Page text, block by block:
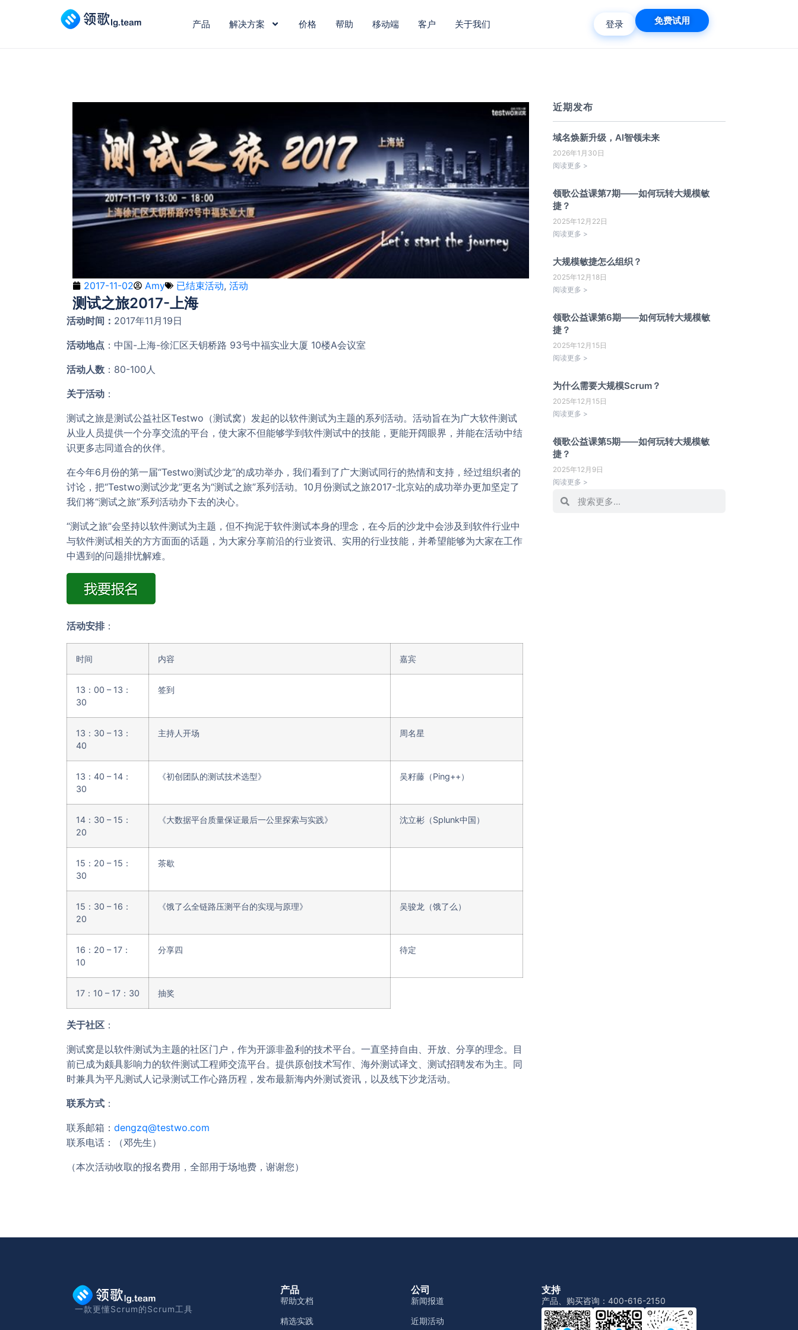
产品 解决方案 价格 帮助 移动端 客户 关于我们 登录 免费试用
2017-11-02 Amy 已结束活动, 活动
测试之旅2017-上海
活动时间： 2017年11月19日
活动地点 ：中国-上海-徐汇区天钥桥路 93号中福实业大厦 10楼A会议室
活动人数 ：80-100人
关于活动 ：
测试之旅是测试公益社区Testwo（测试窝）发起的以软件测试为主题的系列活动。活动旨在为广大软件测试
从业人员提供一个分享交流的平台，使大家不但能够学到软件测试中的技能，更能开阔眼界，并能在活动中结
识更多志同道合的伙伴。
在今年6月份的第一届“Testwo测试沙龙”的成功举办，我们看到了广大测试同行的热情和支持，经过组织者的
讨论，把“Testwo测试沙龙”更名为“测试之旅”系列活动。10月份测试之旅2017-北京站的成功举办更加坚定了
我们将“测试之旅”系列活动办下去的决心。
“测试之旅”会坚持以软件测试为主题，但不拘泥于软件测试本身的理念，在今后的沙龙中会涉及到软件行业中
与软件测试相关的方方面面的话题，为大家分享前沿的行业资讯、实用的行业技能，并希望能够为大家在工作
中遇到的问题排忧解难。
活动安排：
时间 内容 嘉宾
13：00 – 13：
30
签到
13：30 – 13：
40
主持人开场 周名星
13：40 – 14：
30
《初创团队的测试技术选型》 吴籽藤（Ping++）
14：30 – 15：
20
《大数据平台质量保证最后一公里探索与实践》 沈立彬（Splunk中国）
15：20 – 15：
30
茶歇
15：30 – 16：
20
《饿了么全链路压测平台的实现与原理》 吴骏龙（饿了么）
16：20 – 17：
10
分享四 待定
17：10 – 17：30 抽奖
关于社区 ：
测试窝是以软件测试为主题的社区门户，作为开源非盈利的技术平台。一直坚持自由、开放、分享的理念。目
前已成为颇具影响力的软件测试工程师交流平台。提供原创技术写作、海外测试译文、测试招聘发布为主。同
时兼具为平凡测试人记录测试工作心路历程，发布最新海内外测试资讯，以及线下沙龙活动。
联系方式 ：
联系邮箱： dengzq@testwo.com
联系电话：（邓先生）
（本次活动收取的报名费用，全部用于场地费，谢谢您）
近期发布
域名焕新升级，AI智领未来
2026年1月30日
阅读更多 >
领歌公益课第7期——如何玩转大规模敏
捷？
2025年12月22日
阅读更多 >
大规模敏捷怎么组织？
2025年12月18日
阅读更多 >
领歌公益课第6期——如何玩转大规模敏
捷？
2025年12月15日
阅读更多 >
为什么需要大规模Scrum？
2025年12月15日
阅读更多 >
领歌公益课第5期——如何玩转大规模敏
捷？
2025年12月9日
阅读更多 >
一款更懂Scrum的Scrum工具
产品
帮助文档
精选实践
公司
新闻报道
近期活动
支持
产品、购买咨询：400-616-2150